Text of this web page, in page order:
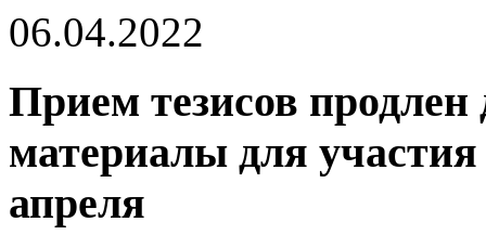
06.04.2022
Прием тезисов
материалы для
апреля